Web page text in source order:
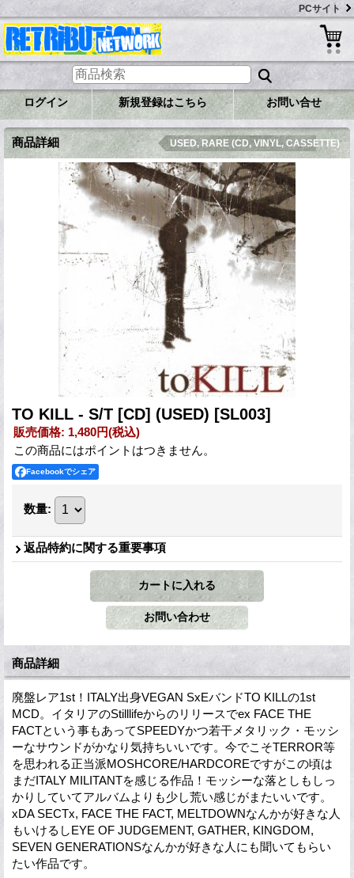
PCサイト
ログイン 新規登録はこちら お問い合せ
商品詳細 USED, RARE (CD, VINYL, CASSETTE)
TO KILL - S/T [CD] (USED) [SL003]
販売価格: 1,480円(税込)
この商品にはポイントはつきません。
Facebookでシェア
数量:
返品特約に関する重要事項
商品詳細
廃盤レア1st！ITALY出身VEGAN SxEバンドTO KILLの1st
MCD。イタリアのStilllifeからのリリースでex FACE THE
FACTという事もあってSPEEDYかつ若干メタリック・モッシ
ーなサウンドがかなり気持ちいいです。今でこそTERROR等
を思われる正当派MOSHCORE/HARDCOREですがこの頃は
まだITALY MILITANTを感じる作品！モッシーな落としもしっ
かりしていてアルバムよりも少し荒い感じがまたいいです。
xDA SECTx, FACE THE FACT, MELTDOWNなんかが好きな人
もいけるしEYE OF JUDGEMENT, GATHER, KINGDOM,
SEVEN GENERATIONSなんかが好きな人にも聞いてもらい
たい作品です。